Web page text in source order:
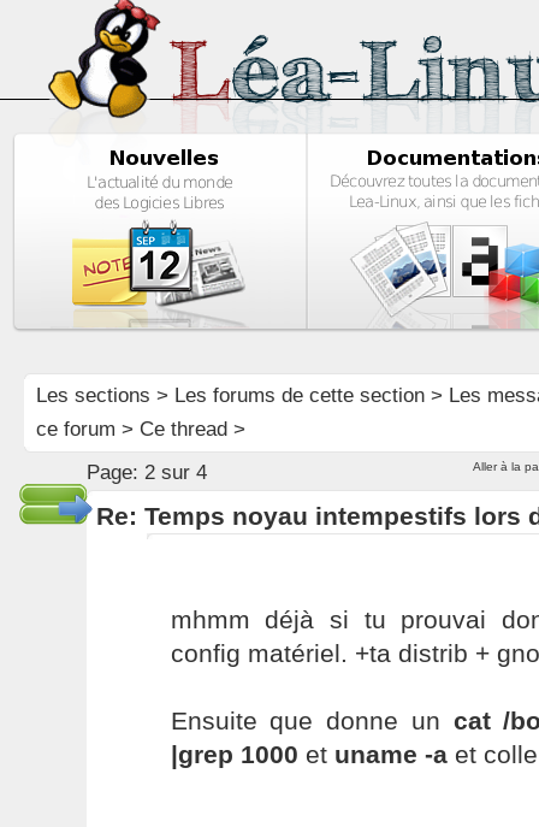
Les sections > Les forums de cette section> Les
ce forum > Ce thread >
Aller à la
Page: 2 sur 4
Re: Temps noyau intempestifs lors
mhmm déjà si tu prouvai
config matériel. +ta distrib +
Ensuite que donne un cat /
|grep 1000 et uname -aet